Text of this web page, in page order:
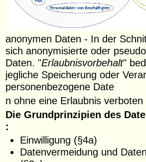
anonymen Daten - In der
sich anonymisierte oder
Daten. "Erlaubnisvorbehalt"
jegliche Speicherung oder
personenbezogene Date
n ohne eine Erlaubnis verboten
Die Grundprinzipien des
:
Einwilligung (§4a)
Datenvermeidung und